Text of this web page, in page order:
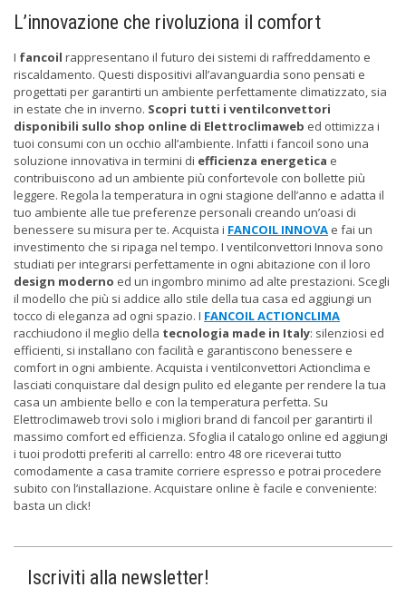
L’innovazione che rivoluziona il comfort
I fancoil rappresentano il futuro dei sistemi di raffreddamento e
riscaldamento. Questi dispositivi all’avanguardia sono pensati e
progettati per garantirti un ambiente perfettamente climatizzato, sia
in estate che in inverno. Scopri tutti i ventilconvettori
disponibili sullo shop online di Elettroclimaweb ed ottimizza i
tuoi consumi con un occhio all’ambiente. Infatti i fancoil sono una
soluzione innovativa in termini di efficienza energetica e
contribuiscono ad un ambiente più confortevole con bollette più
leggere. Regola la temperatura in ogni stagione dell’anno e adatta il
tuo ambiente alle tue preferenze personali creando un’oasi di
benessere su misura per te. Acquista i FANCOIL INNOVA e fai un
investimento che si ripaga nel tempo. I ventilconvettori Innova sono
studiati per integrarsi perfettamente in ogni abitazione con il loro
design moderno ed un ingombro minimo ad alte prestazioni. Scegli
il modello che più si addice allo stile della tua casa ed aggiungi un
tocco di eleganza ad ogni spazio. I FANCOIL ACTIONCLIMA
racchiudono il meglio della tecnologia made in Italy: silenziosi ed
efficienti, si installano con facilità e garantiscono benessere e
comfort in ogni ambiente. Acquista i ventilconvettori Actionclima e
lasciati conquistare dal design pulito ed elegante per rendere la tua
casa un ambiente bello e con la temperatura perfetta. Su
Elettroclimaweb trovi solo i migliori brand di fancoil per garantirti il
massimo comfort ed efficienza. Sfoglia il catalogo online ed aggiungi
i tuoi prodotti preferiti al carrello: entro 48 ore riceverai tutto
comodamente a casa tramite corriere espresso e potrai procedere
subito con l’installazione. Acquistare online è facile e conveniente:
basta un click!
Iscriviti alla newsletter!